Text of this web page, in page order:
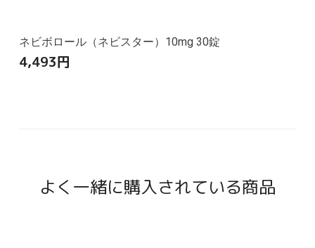
ネビボロール（ネビスター）10mg 30錠
4,493円
よく一緒に購入されている商品